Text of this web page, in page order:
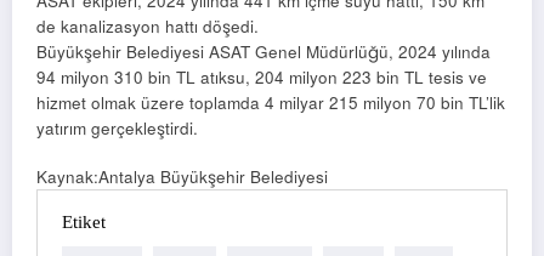
de kanalizasyon hattı döşedi.
Büyükşehir Belediyesi ASAT Genel Müdürlüğü, 2024 yılında
94 milyon 310 bin TL atıksu, 204 milyon 223 bin TL tesis ve
hizmet olmak üzere toplamda 4 milyar 215 milyon 70 bin TL’lik
yatırım gerçekleştirdi.
Kaynak:Antalya Büyükşehir Belediyesi
Etiket